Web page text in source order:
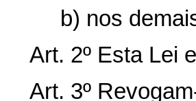
b) nos
Art. 2º Esta Lei
Art. 3º